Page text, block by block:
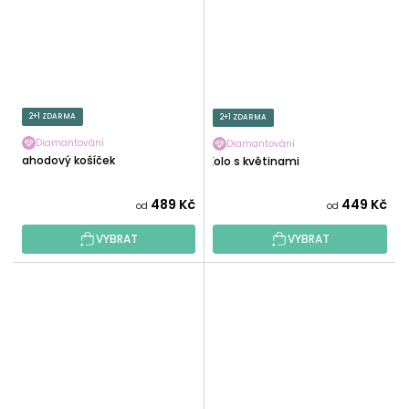
2+1 ZDARMA
Diamantování
Jahodový košíček
od 489 Kč
VYBRAT
2+1 ZDARMA
Diamantování
Kolo s květinami
od 449 Kč
VYBRAT